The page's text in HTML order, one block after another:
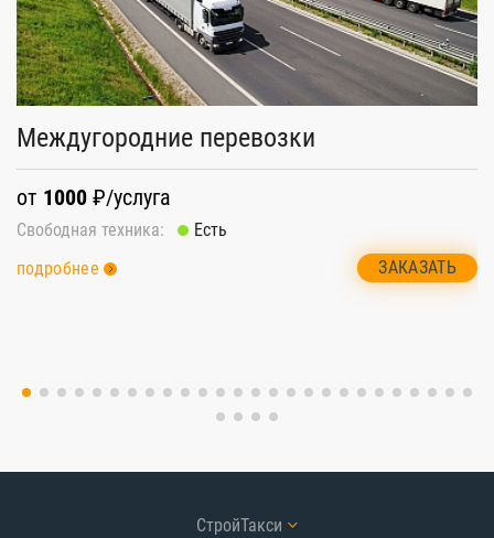
Междугородние перевозки
от 1000 ₽/услуга
Свободная техника:
Есть
подробнее
ЗАКАЗАТЬ
СтройТакси